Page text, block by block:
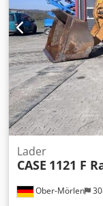
Ober-Mörlen
Lader
CASE 1121 F